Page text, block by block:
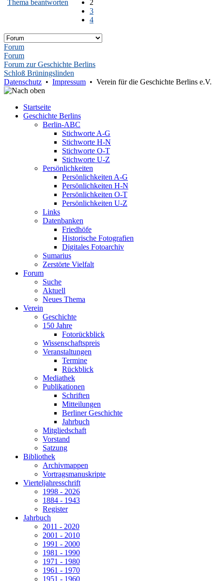
Thema beantworten
2
3
4
Forum
Forum
Forum zur Geschichte Berlins
Schloß Brüningslinden
Datenschutz • Impressum • Verein für die Geschichte Berlins e.V.
Startseite
Geschichte Berlins
Berlin-ABC
Stichworte A-G
Stichworte H-N
Stichworte O-T
Stichworte U-Z
Persönlichkeiten
Persönlichkeiten A-G
Persönlichkeiten H-N
Persönlichkeiten O-T
Persönlichkeiten U-Z
Links
Datenbanken
Friedhöfe
Historische Fotografien
Digitales Fotoarchiv
Sumarius
Zerstörte Vielfalt
Forum
Suche
Aktuell
Neues Thema
Verein
Geschichte
150 Jahre
Fotorückblick
Wissenschaftspreis
Veranstaltungen
Termine
Rückblick
Mediathek
Publikationen
Schriften
Mitteilungen
Berliner Geschichte
Jahrbuch
Mitgliedschaft
Vorstand
Satzung
Bibliothek
Archivmappen
Vortragsmanuskripte
Vierteljahresschrift
1998 - 2026
1884 - 1943
Register
Jahrbuch
2011 - 2020
2001 - 2010
1991 - 2000
1981 - 1990
1971 - 1980
1961 - 1970
1951 - 1960